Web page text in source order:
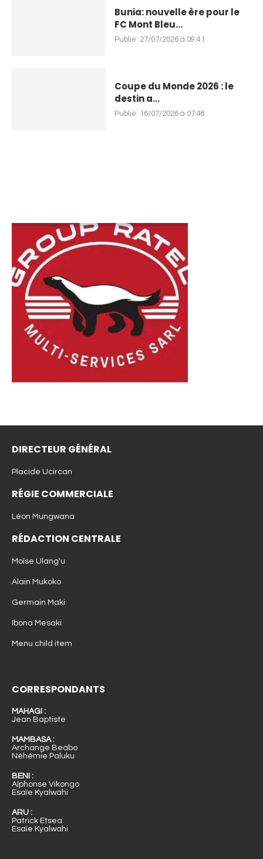
Bunia: nouvelle ère pour le
FC Mont Bleu...
Publié: 27/07/2026 à 09:41
Coupe du Monde 2026 : le
destin a...
Publié: 16/07/2026 à 07:48
DIRECTEUR GÉNÉRAL
Placide Ucircan
RÉGIE COMMERCIALE
Léon Mungwana
RÉDACTION CENTRALE
Moïse Ulang'u
Alain Mukoko
Germain Maki
Ibona Mesaki
Menu child item
CORRESPONDANTS
MAHAGI :
Jean Baptiste
MAMBASA :
Archange Beabo
Néhémie Paluku
BENI :
Alphonse Vikongo
Esaïe Kyalwahi
ARU :
Patrick Etsea
Esaïe Kyalwahi